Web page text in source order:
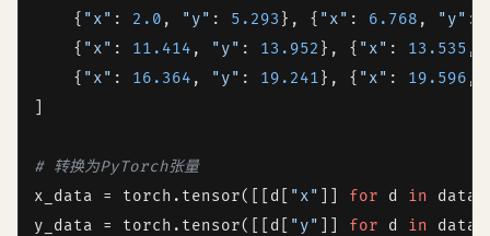
    {
"x" : 2.0 , "y" : 5.293 }, { "x" : 6.768 , "y" :
    {
"x" : 11.414 , "y" : 13.952 }, { "x" : 13.535 ,
    {
"x" : 16.364 , "y" : 19.241}, { "x" : 19.596 ,
# 转换为PyTorch张量
x_data = torch.tensor([[d[
"x" for d in
y_data = torch.tensor([[d[
"y" for d in